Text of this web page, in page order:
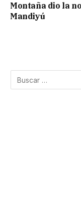
Montaña dio la
Mandiyú